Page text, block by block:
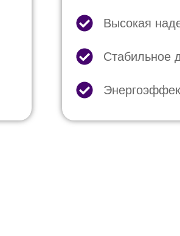
Высокая
Стабильное